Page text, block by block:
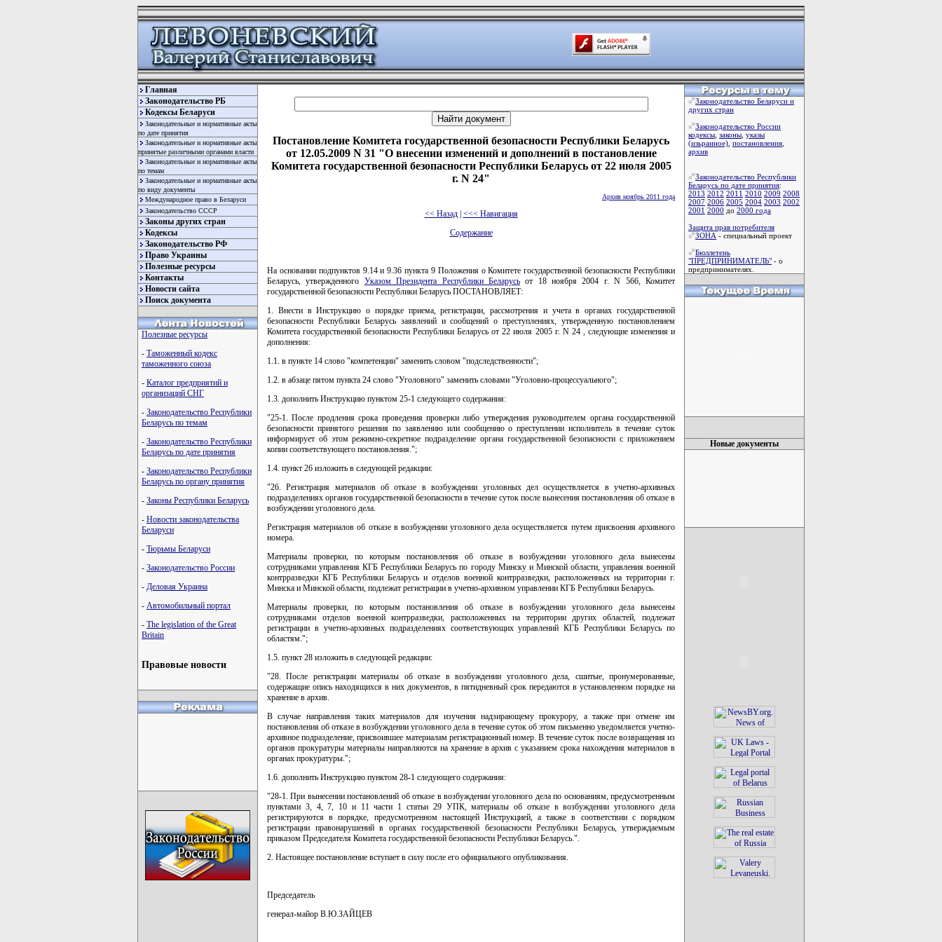
Главная
Законодательство РБ
Кодексы Беларуси
Законодательные и нормативные акты
по дате принятия
Законодательные и нормативные акты
принятые различными органами власти
Законодательные и нормативные акты
по темам
Законодательные и нормативные акты
по виду документы
Международное право в Беларуси
Законодательство СССР
Законы других стран
Кодексы
Законодательство РФ
Право Украины
Полезные ресурсы
Контакты
Новости сайта
Поиск документа
Полезные ресурсы
- Таможенный кодекс
таможенного союза
- Каталог предприятий и
организаций СНГ
- Законодательство Республики
Беларусь по темам
- Законодательство Республики
Беларусь по дате принятия
- Законодательство Республики
Беларусь по органу принятия
- Законы Республики Беларусь
- Новости законодательства
Беларуси
- Тюрьмы Беларуси
- Законодательство России
- Деловая Украина
- Автомобильный портал
- The legislation of the Great
Britain
Правовые новости
Постановление Комитета государственной безопасности Республики Беларусь
от 12.05.2009 N 31 "О внесении изменений и дополнений в постановление
Комитета государственной безопасности Республики Беларусь от 22 июля 2005
г. N 24"
Архив ноябрь 2011 года
<< Назад| <<< Навигация
Содержание
На основании подпунктов 9.14 и 9.36 пункта 9 Положения о Комитете государственной безопасности Республики
Беларусь, утвержденного Указом Президента Республики Беларусьот 18 ноября 2004 г. N 566, Комитет
государственной безопасности Республики Беларусь ПОСТАНОВЛЯЕТ:
1. Внести в Инструкцию о порядке приема, регистрации, рассмотрения и учета в органах государственной
безопасности Республики Беларусь заявлений и сообщений о преступлениях, утвержденную постановлением
Комитета государственной безопасности Республики Беларусь от 22 июля 2005 г. N 24 , следующие изменения и
дополнения:
1.1. в пункте 14 слово "компетенции" заменить словом "подследственности";
1.2. в абзаце пятом пункта 24 слово "Уголовного" заменить словами "Уголовно-процессуального";
1.3. дополнить Инструкцию пунктом 25-1 следующего содержания:
"25-1. После продления срока проведения проверки либо утверждения руководителем органа государственной
безопасности принятого решения по заявлению или сообщению о преступлении исполнитель в течение суток
информирует об этом режимно-секретное подразделение органа государственной безопасности с приложением
копии соответствующего постановления.";
1.4. пункт 26 изложить в следующей редакции:
"26. Регистрация материалов об отказе в возбуждении уголовных дел осуществляется в учетно-архивных
подразделениях органов государственной безопасности в течение суток после вынесения постановления об отказе в
возбуждении уголовного дела.
Регистрация материалов об отказе в возбуждении уголовного дела осуществляется путем присвоения архивного
номера.
Материалы проверки, по которым постановления об отказе в возбуждении уголовного дела вынесены
сотрудниками управления КГБ Республики Беларусь по городу Минску и Минской области, управления военной
контрразведки КГБ Республики Беларусь и отделов военной контрразведки, расположенных на территории г.
Минска и Минской области, подлежат регистрации в учетно-архивном управлении КГБ Республики Беларусь.
Материалы проверки, по которым постановления об отказе в возбуждении уголовного дела вынесены
сотрудниками отделов военной контрразведки, расположенных на территории других областей, подлежат
регистрации в учетно-архивных подразделениях соответствующих управлений КГБ Республики Беларусь по
областям.";
1.5. пункт 28 изложить в следующей редакции:
"28. После регистрации материалы об отказе в возбуждении уголовного дела, сшитые, пронумерованные,
содержащие опись находящихся в них документов, в пятидневный срок передаются в установленном порядке на
хранение в архив.
В случае направления таких материалов для изучения надзирающему прокурору, а также при отмене им
постановления об отказе в возбуждении уголовного дела в течение суток об этом письменно уведомляется учетно-
архивное подразделение, присвоившее материалам регистрационный номер. В течение суток после возвращения из
органов прокуратуры материалы направляются на хранение в архив с указанием срока нахождения материалов в
органах прокуратуры.";
1.6. дополнить Инструкцию пунктом 28-1 следующего содержания:
"28-1. При вынесении постановлений об отказе в возбуждении уголовного дела по основаниям, предусмотренным
пунктами 3, 4, 7, 10 и 11 части 1 статьи 29 УПК, материалы об отказе в возбуждении уголовного дела
регистрируются в порядке, предусмотренном настоящей Инструкцией, а также в соответствии с порядком
регистрации правонарушений в органах государственной безопасности Республики Беларусь, утверждаемым
приказом Председателя Комитета государственной безопасности Республики Беларусь.".
2. Настоящее постановление вступает в силу после его официального опубликования.
Председатель
генерал-майор В.Ю.ЗАЙЦЕВ
Законодательство Беларуси и
других стран
Законодательство России
кодексы законы указы
(изьранное) постановления
архив
Законодательство Республики
Беларусь по дате принятия:
2013 2012 2011 2010 2009 2008
2007 2006 2005 2004 2003 2002
2001 2000 до 2000 года
Защита прав потребителя
ЗОНА - специальный проект
Бюллетень
"ПРЕДПРИНИМАТЕЛЬ" - о
предпринимателях.
Новые документы